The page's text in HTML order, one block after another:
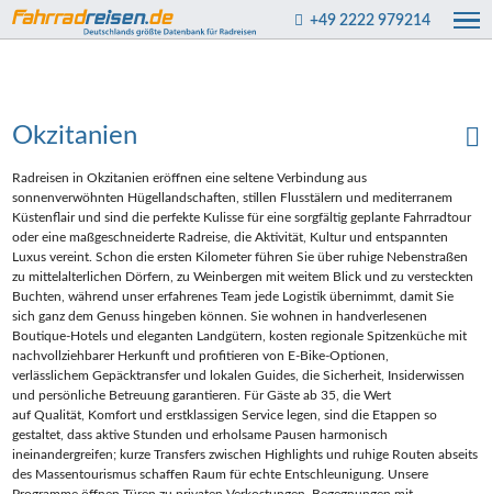
+49 2222 979214
Okzitanien
Radreisen in Okzitanien eröffnen eine seltene Verbindung aus
sonnenverwöhnten Hügellandschaften, stillen Flusstälern und mediterranem
Küstenflair und sind die perfekte Kulisse für eine sorgfältig geplante Fahrradtour
oder eine maßgeschneiderte Radreise, die Aktivität, Kultur und entspannten
Luxus vereint. Schon die ersten Kilometer führen Sie über ruhige Nebenstraßen
zu mittelalterlichen Dörfern, zu Weinbergen mit weitem Blick und zu versteckten
Buchten, während unser erfahrenes Team jede Logistik übernimmt, damit Sie
sich ganz dem Genuss hingeben können. Sie wohnen in handverlesenen
Boutique‑Hotels und eleganten Landgütern, kosten regionale Spitzenküche mit
nachvollziehbarer Herkunft und profitieren von E‑Bike‑Optionen,
verlässlichem Gepäcktransfer und lokalen Guides, die Sicherheit, Insiderwissen
und persönliche Betreuung garantieren. Für Gäste ab 35, die Wert
auf Qualität, Komfort und erstklassigen Service legen, sind die Etappen so
gestaltet, dass aktive Stunden und erholsame Pausen harmonisch
ineinandergreifen; kurze Transfers zwischen Highlights und ruhige Routen abseits
des Massentourismus schaffen Raum für echte Entschleunigung. Unsere